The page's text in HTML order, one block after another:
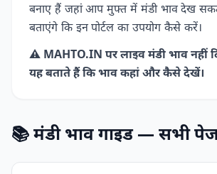
बनाए हैं जहां आप मुफ्त में मंडी भाव देख
बताएंगे कि इन पोर्टल का उपयोग कैसे करें।
⚠️ MAHTO.IN पर लाइव मंडी भाव नहीं
यह बताते हैं कि भाव कहां और कैसे देखें।
📚 मंडी भाव गाइड — सभी